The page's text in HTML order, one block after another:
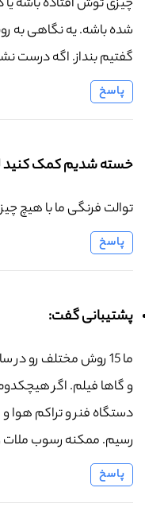
چیزی توش افتاده باشه
شده باشه. یه نگاهی
گفتیم بنداز. اگه درست
پاسخ
خسته شدیم کمک کنید
توالت فرنگی ما با هیچ
پاسخ
پشتیبانی گفت:
ما 15 روش مختلف رو
و گاها فیلم. اگر
دستگاه فنر و تراکم هوا
رسیم. ممکنه رسوب ملات
پاسخ